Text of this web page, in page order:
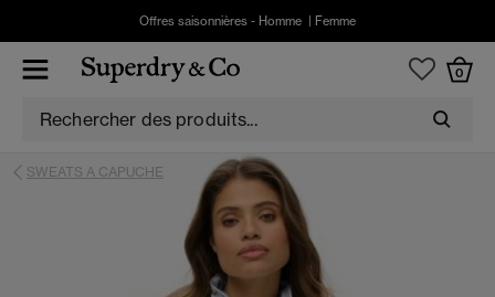
Offres saisonnières - Homme Femme
0
SWEATS A CAPUCHE